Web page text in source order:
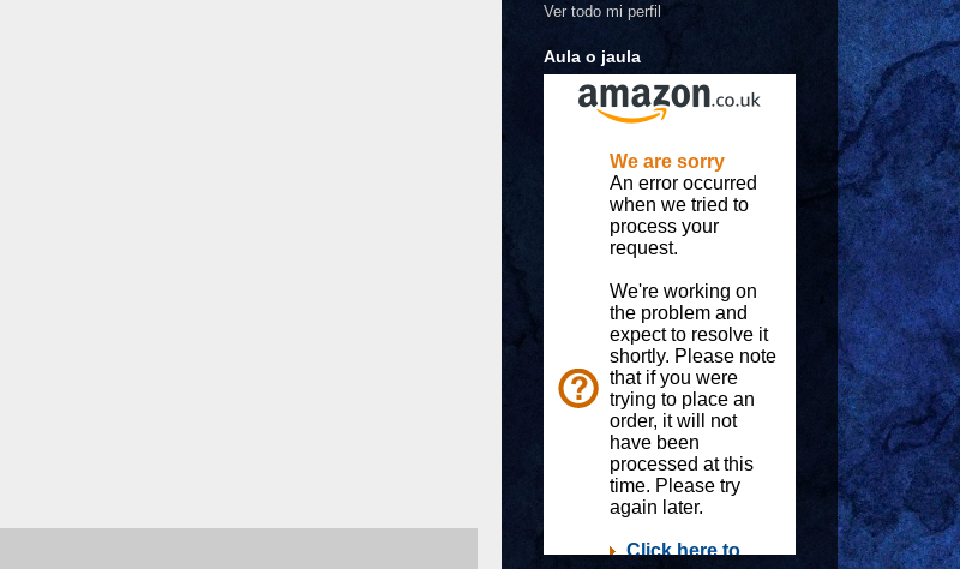
Ver todo mi perfil
Aula o jaula